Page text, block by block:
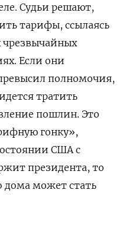
Судьи решают,
тарифы, ссылаясь
чрезвычайных
Если они
полномочия,
тратить
пошлин. Это
гонку»,
США с
президента, то
дома может стать